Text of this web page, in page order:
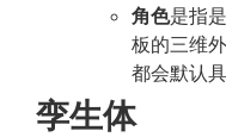
角色是指
板的三维
都会默认
孪生体